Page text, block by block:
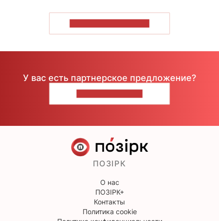
У вас есть партнерское предложение?
ПОЗІРК
О нас
ПОЗІРК+
Контакты
Политика cookie